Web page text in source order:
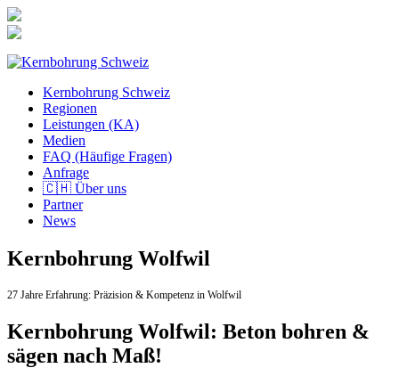
Inhalt
Kernbohrung Schweiz
Regionen
Leistungen (KA)
Medien
FAQ (Häufige Fragen)
Anfrage
🇨🇭 Über uns
Partner
News
Kernbohrung Wolfwil
27 Jahre Erfahrung: Präzision & Kompetenz in Wolfwil
Kernbohrung Wolfwil: Beton bohren &
sägen nach Maß!